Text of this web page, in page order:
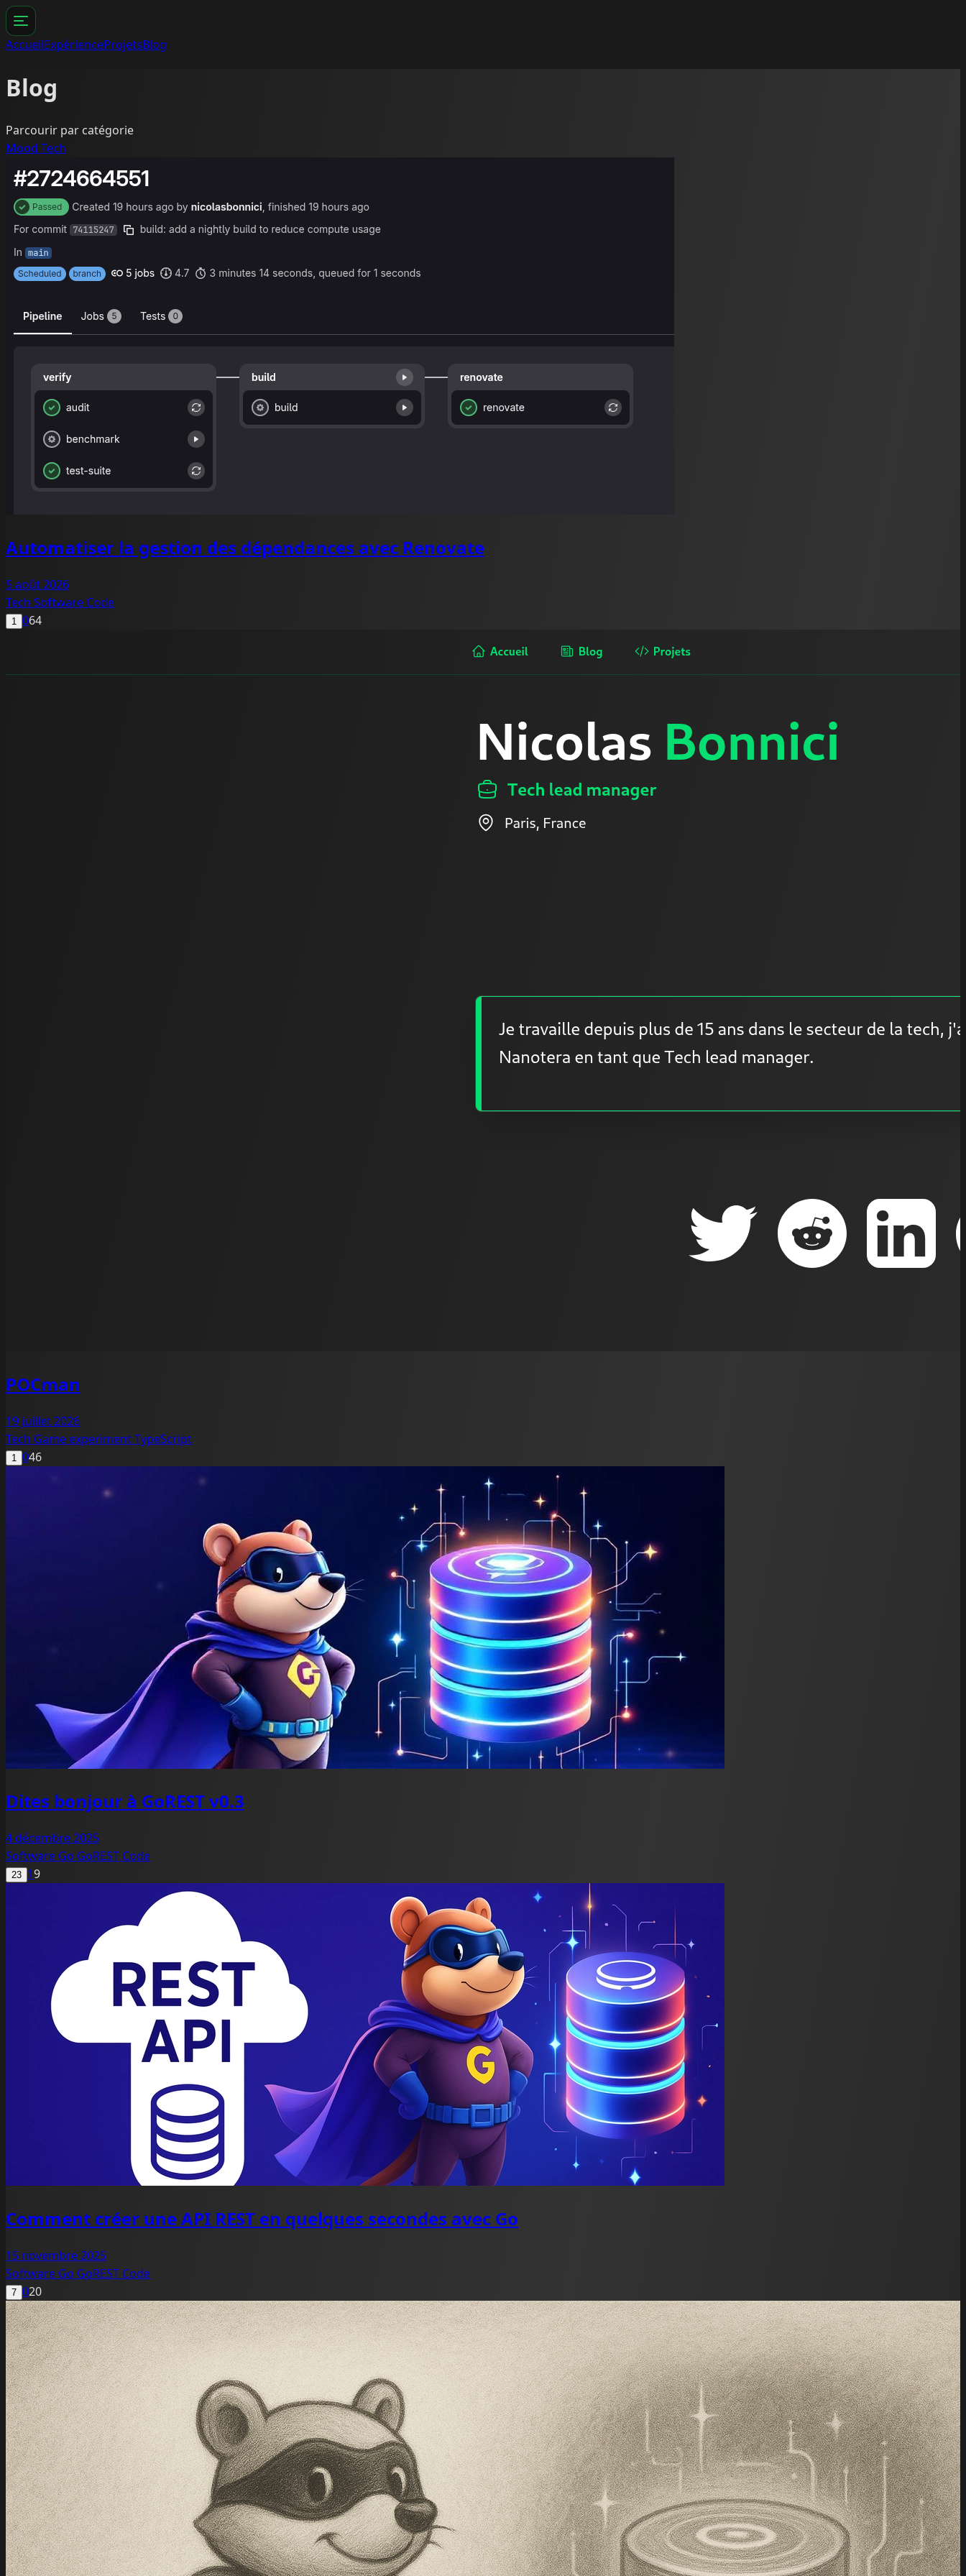
AccueilExpérienceProjetsBlog
Blog
Parcourir par catégorie
Mood Tech
Automatiser la gestion des dépendances avec Renovate
5 août 2026
Tech Software Code
1 064
POCman
19 juillet 2026
Tech Game experimentTypeScript
1 046
Dites bonjour à GoREST v0.3
4 décembre 2025
Software Go GoREST Code
23 19
Comment créer une API REST en quelques secondes avec Go
15 novembre 2025
Software Go GoREST Code
7 020